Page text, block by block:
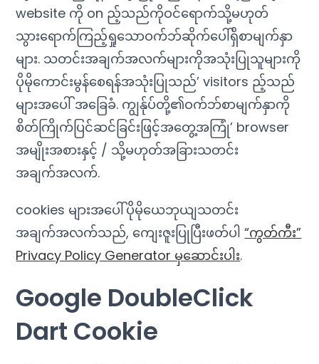
website ကို on ည့်သည်ကိုဝင်ရောက်သို့မဟုတ်
သွားရောက်ကြည့်ရှုသောဝက်ဘ်ဆိုက်ပေါ်ရှိစာမျက်နှာ
များ. သတင်းအချက်အလက်များကိုအသုံးပြုသူများကို
ပိုမိုကောင်းမွန်စေရန်အသုံးပြုသည်’ visitors ည့်သည်
များအပေါ် အခြေခံ. ကျွန်ုပ်တို့၏ဝက်ဘ်စာမျက်နှာကို
စိတ်ကြိုက်ပြင်ဆင်ခြင်းဖြင့်အတွေ့အကြုံ’ browser
အမျိုးအစားနှင့် / သို့မဟုတ်အခြားသတင်း
အချက်အလက်.
cookies များအပေါ်ပိုမိုယေဘုယျသတင်း
အချက်အလက်သည်, ကျေးဇူးပြုပြီးဖတ်ပါ“ကွတ်ကီး”
Privacy Policy Generator မှဆောင်းပါး.
Google DoubleClick
Dart Cookie